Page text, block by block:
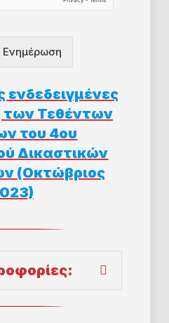
Ενημέρωση
ενδεδειγμένες
των Τεθέντων
του 4ου
Δικαστικών
(Οκτώβριος
: